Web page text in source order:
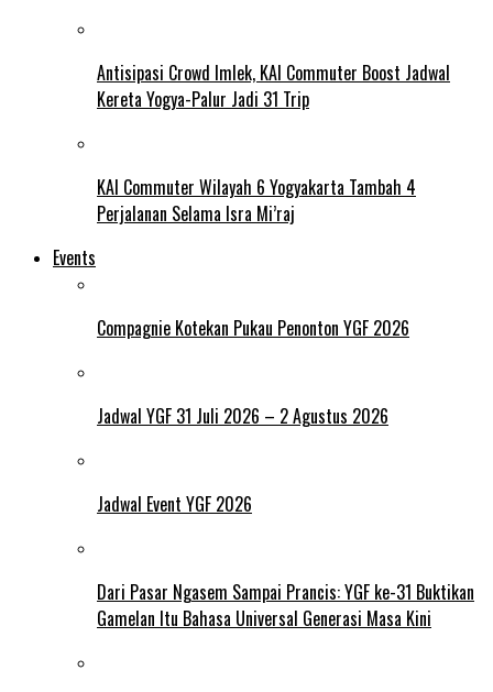
Antisipasi Crowd Imlek, KAI Commuter Boost Jadwal
Kereta Yogya-Palur Jadi 31 Trip
KAI Commuter Wilayah 6 Yogyakarta Tambah 4
Perjalanan Selama Isra Mi’raj
Events
Compagnie Kotekan Pukau Penonton YGF 2026
Jadwal YGF 31 Juli 2026 – 2 Agustus 2026
Jadwal Event YGF 2026
Dari Pasar Ngasem Sampai Prancis: YGF ke-31 Buktikan
Gamelan Itu Bahasa Universal Generasi Masa Kini